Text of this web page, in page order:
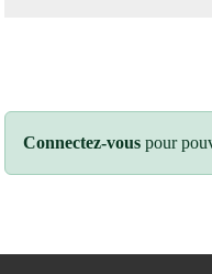
Connectez-vous pour